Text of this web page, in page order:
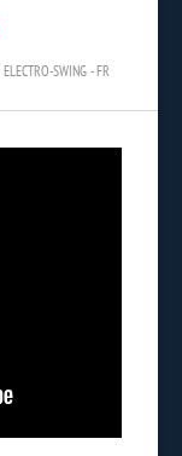
ELECTRO-SWING - FR